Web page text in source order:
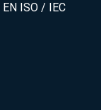
ISO / IEC